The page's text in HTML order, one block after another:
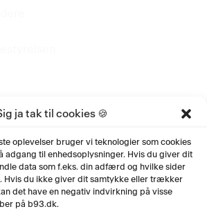
ja tak til cookies 🍪
oplevelser bruger vi teknologier som cookies
adgang til enhedsoplysninger. Hvis du giver dit
data som f.eks. din adfærd og hvilke sider
Hvis du ikke giver dit samtykke eller trækker
det have en negativ indvirkning på visse
på b93.dk.